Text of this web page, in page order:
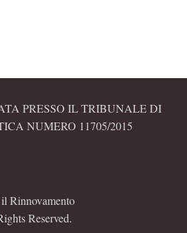
PRESSO IL TRIBUNALE DI
NUMERO 11705/2015
Rinnovamento
Reserved.